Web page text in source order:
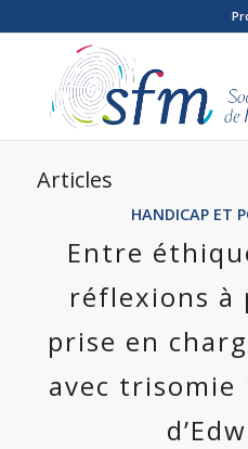
Articles
HANDICAP ET
Entre
réflexions à
prise en
avec trisomie